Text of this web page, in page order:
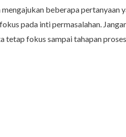
beberapa pertanyaan
pada inti permasalahan.
tetap fokus sampai tahapan